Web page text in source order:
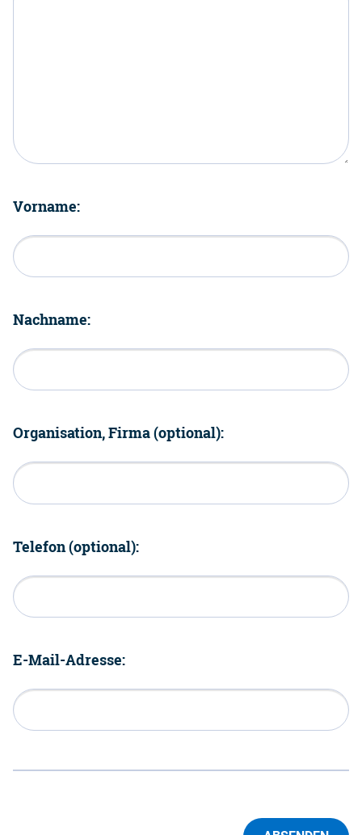
Vorname:
Nachname:
Organisation, Firma (optional):
Telefon (optional):
E-Mail-Adresse: